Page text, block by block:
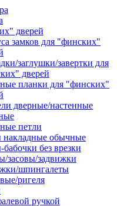
дверей
замков для "финских"
заглушки/завертки для
дверей
планки для "финских"
дверные/настенные
петли
накладные обычные
без врезки
засовы/задвижки
шпингалеты
ригеля
ручкой